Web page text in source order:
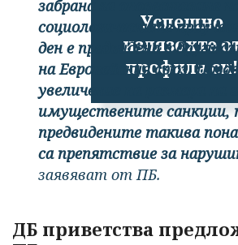
Успешно
излязохте
профила си!
забрана за оповестяване
социологическите
ден е предвидена в други
на Европейския съюз.
увеличение на размера на
имуществените санкции,
предвидените такива
са препятствие за
заявяват от ПБ.
ДБ приветства